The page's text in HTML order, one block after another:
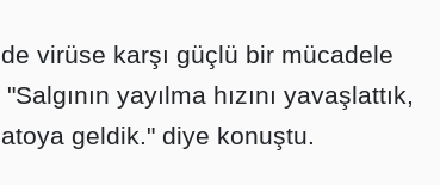
virüse karşı güçlü bir mücadele
yayılma hızını yavaşlattık,
geldik." diye konuştu.